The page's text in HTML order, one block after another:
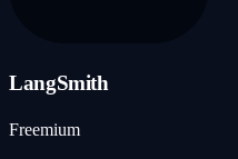
LangSmith
Freemium